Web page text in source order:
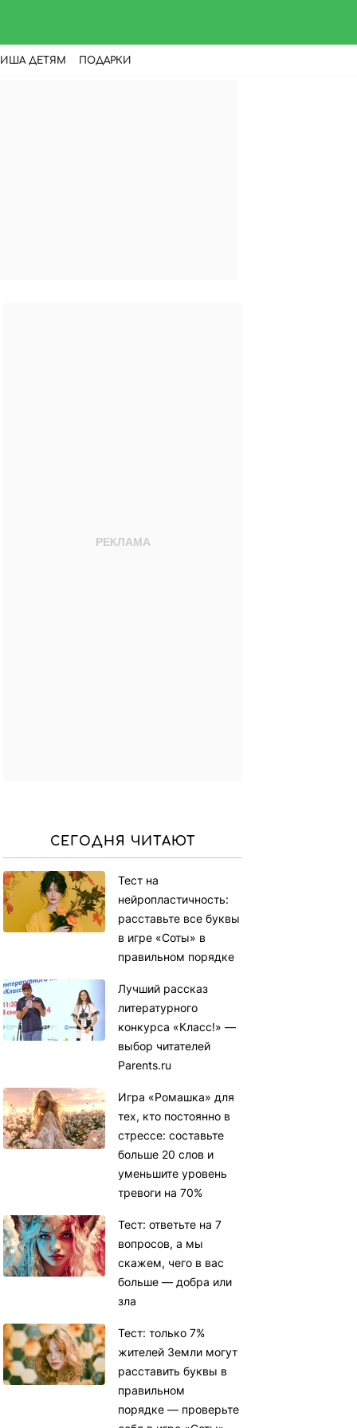
ДЕТЯМ ПОДАРКИ
СЕГОДНЯ ЧИТАЮТ
Тест на
нейропластичность:
расставьте все буквы
в игре «Соты» в
правильном порядке
Лучший рассказ
литературного
конкурса «Класс!» —
выбор читателей
Parents.ru
Игра «Ромашка» для
тех, кто постоянно в
стрессе: составьте
больше 20 слов и
уменьшите уровень
тревоги на 70%
Тест: ответьте на 7
вопросов, а мы
скажем, чего в вас
больше — добра или
зла
Тест: только 7%
жителей Земли могут
расставить буквы в
правильном
порядке — проверьте